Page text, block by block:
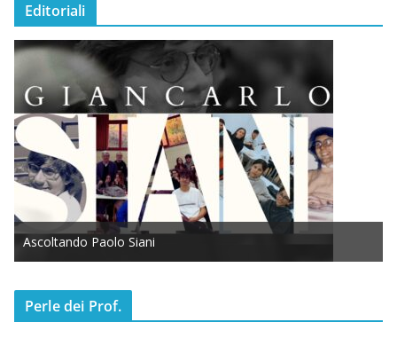
Editoriali
Ascoltando Paolo Siani
Perle dei Prof.